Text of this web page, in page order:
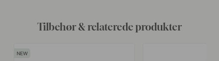
Tilbehør & relaterede produkter